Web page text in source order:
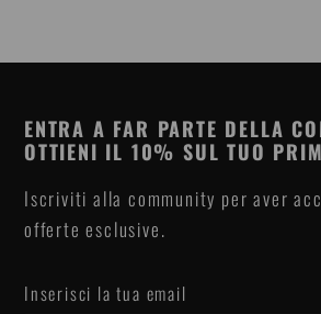
ENTRA A FAR PARTE DELLA
OTTIENI IL 10% SUL TUO
Iscriviti alla community per aver
offerte esclusive.
Inserisci la tua email